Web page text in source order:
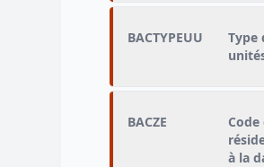
BACTYPEUU
Type
BACZE
à la